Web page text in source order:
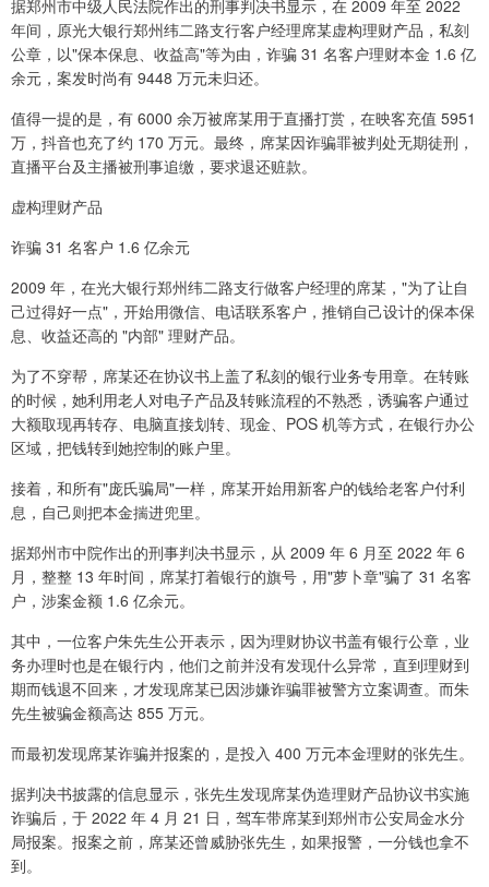
据郑州市中级人民法院作出的刑事判决书显示，在 2009 年至 2022
年间，原光大银行郑州纬二路支行客户经理席某虚构理财产品，私刻
公章，以"保本保息、收益高"等为由，诈骗 31 名客户理财本金 1.6 亿
余元，案发时尚有 9448 万元未归还。
值得一提的是，有 6000 余万被席某用于直播打赏，在映客充值 5951
万，抖音也充了约 170 万元。最终，席某因诈骗罪被判处无期徒刑，
直播平台及主播被刑事追缴，要求退还赃款。
虚构理财产品
诈骗 31 名客户 1.6 亿余元
2009 年，在光大银行郑州纬二路支行做客户经理的席某，"为了让自
己过得好一点"，开始用微信、电话联系客户，推销自己设计的保本保
息、收益还高的 "内部" 理财产品。
为了不穿帮，席某还在协议书上盖了私刻的银行业务专用章。在转账
的时候，她利用老人对电子产品及转账流程的不熟悉，诱骗客户通过
大额取现再转存、电脑直接划转、现金、POS 机等方式，在银行办公
区域，把钱转到她控制的账户里。
接着，和所有"庞氏骗局"一样，席某开始用新客户的钱给老客户付利
息，自己则把本金揣进兜里。
据郑州市中院作出的刑事判决书显示，从 2009 年 6 月至 2022 年 6
月，整整 13 年时间，席某打着银行的旗号，用"萝卜章"骗了 31 名客
户，涉案金额 1.6 亿余元。
其中，一位客户朱先生公开表示，因为理财协议书盖有银行公章，业
务办理时也是在银行内，他们之前并没有发现什么异常，直到理财到
期而钱退不回来，才发现席某已因涉嫌诈骗罪被警方立案调查。而朱
先生被骗金额高达 855 万元。
而最初发现席某诈骗并报案的，是投入 400 万元本金理财的张先生。
据判决书披露的信息显示，张先生发现席某伪造理财产品协议书实施
诈骗后，于 2022 年 4 月 21 日，驾车带席某到郑州市公安局金水分
局报案。报案之前，席某还曾威胁张先生，如果报警，一分钱也拿不
到。